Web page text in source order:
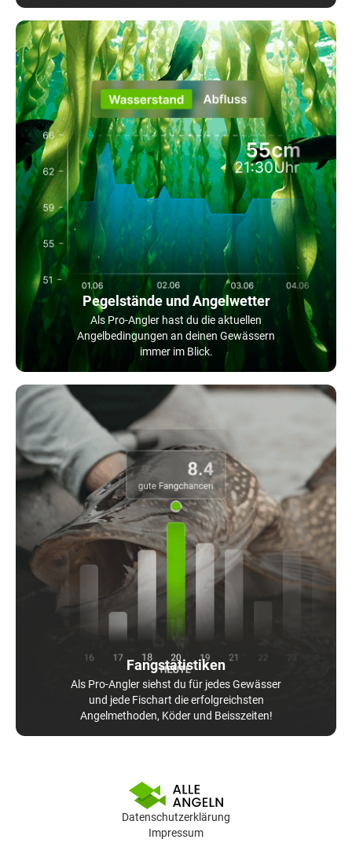
Pegelstände und Angelwetter
Als Pro-Angler hast du die aktuellen
Angelbedingungen an deinen Gewässern
immer im Blick.
Fangstatistiken
Als Pro-Angler siehst du für jedes Gewässer
und jede Fischart die erfolgreichsten
Angelmethoden, Köder und Beisszeiten!
Datenschutzerklärung
Impressum